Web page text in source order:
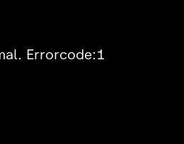
Errorcode:1